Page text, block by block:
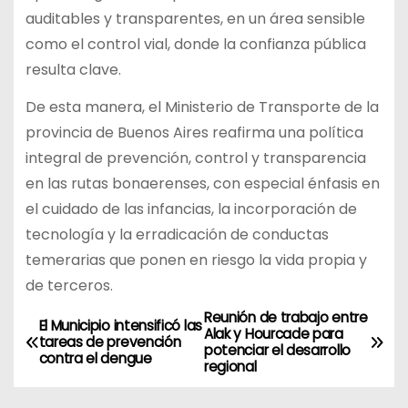
auditables y transparentes, en un área sensible
como el control vial, donde la confianza pública
resulta clave.
De esta manera, el Ministerio de Transporte de la
provincia de Buenos Aires reafirma una política
integral de prevención, control y transparencia
en las rutas bonaerenses, con especial énfasis en
el cuidado de las infancias, la incorporación de
tecnología y la erradicación de conductas
temerarias que ponen en riesgo la vida propia y
de terceros.
N
a
Reunión de trabajo entre
Alak y Hourcade para
potenciar el desarrollo
regional
El Municipio intensificó las
tareas de prevención
contra el dengue